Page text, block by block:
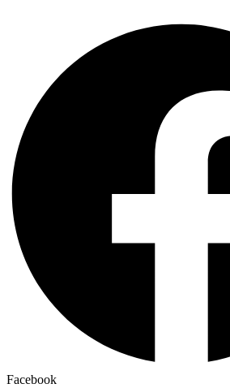
Facebook